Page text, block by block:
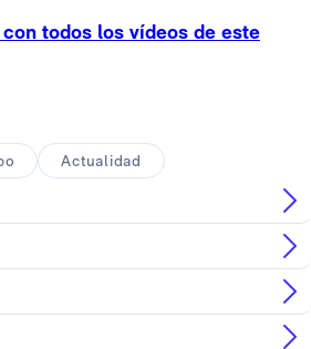
todos los vídeos de este
Actualidad